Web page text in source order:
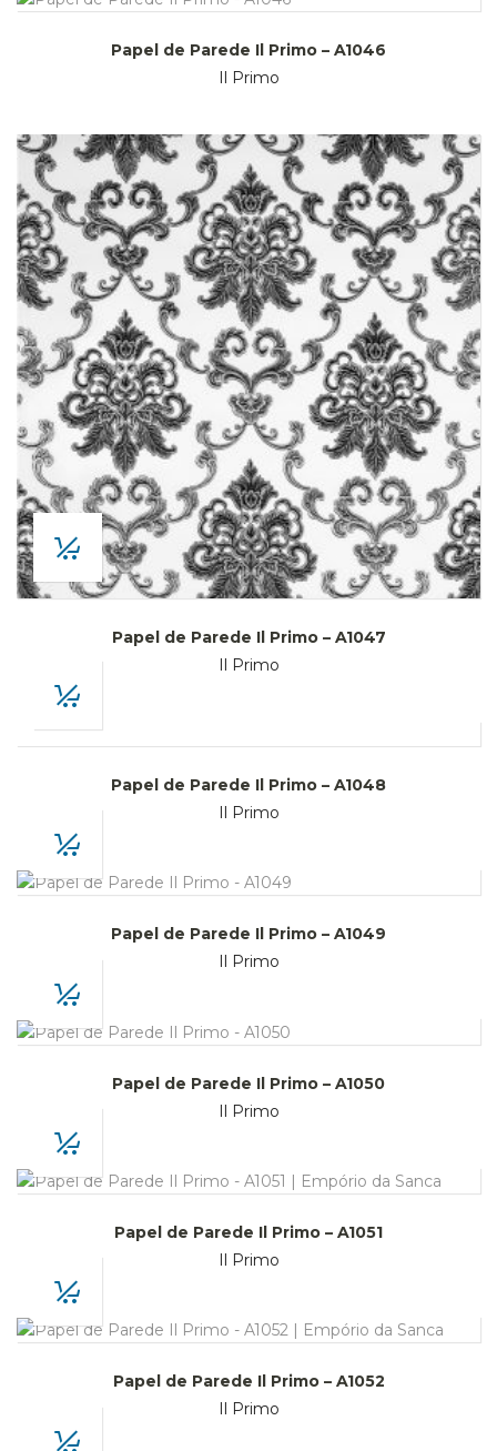
Papel de Parede Il Primo – A1046
Il Primo
Papel de Parede Il Primo – A1047
Il Primo
Papel de Parede Il Primo – A1048
Il Primo
Papel de Parede Il Primo – A1049
Il Primo
Papel de Parede Il Primo – A1050
Il Primo
Papel de Parede Il Primo – A1051
Il Primo
Papel de Parede Il Primo – A1052
Il Primo